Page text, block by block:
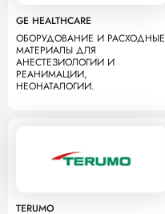
GE HEALTHCARE
ОБОРУДОВАНИЕ И РАСХОДНЫЕ
МАТЕРИАЛЫ ДЛЯ
АНЕСТЕЗИОЛОГИИ И
РЕАНИМАЦИИ,
НЕОНАТАЛОГИИ.
TERUMO